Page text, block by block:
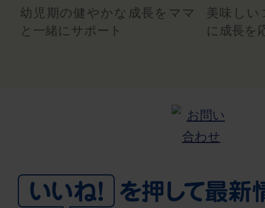
幼児期の健やかな成長をママ
と一緒にサポート
美味しい
に成長を